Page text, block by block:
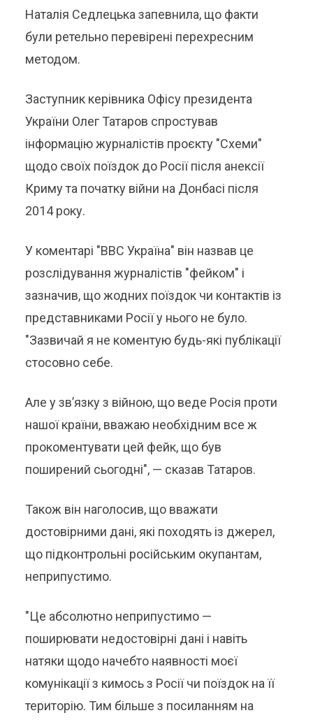
Наталія Седлецька запевнила, що факти
були ретельно перевірені перехресним
методом.
Заступник керівника Офісу президента
України Олег Татаров спростував
інформацію журналістів проєкту "Схеми"
щодо своїх поїздок до Росії після анексії
Криму та початку війни на Донбасі після
2014 року.
У коментарі "ВВС Україна" він назвав це
розслідування журналістів "фейком" і
зазначив, що жодних поїздок чи контактів із
представниками Росії у нього не було.
"Зазвичай я не коментую будь-які публікації
стосовно себе.
Але у звʼязку з війною, що веде Росія проти
нашої країни, вважаю необхідним все ж
прокоментувати цей фейк, що був
поширений сьогодні", — сказав Татаров.
Також він наголосив, що вважати
достовірними дані, які походять із джерел,
що підконтрольні російським окупантам,
неприпустимо.
"Це абсолютно неприпустимо —
поширювати недостовірні дані і навіть
натяки щодо начебто наявності моєї
комунікації з кимось з Росії чи поїздок на її
територію. Тим більше з посиланням на